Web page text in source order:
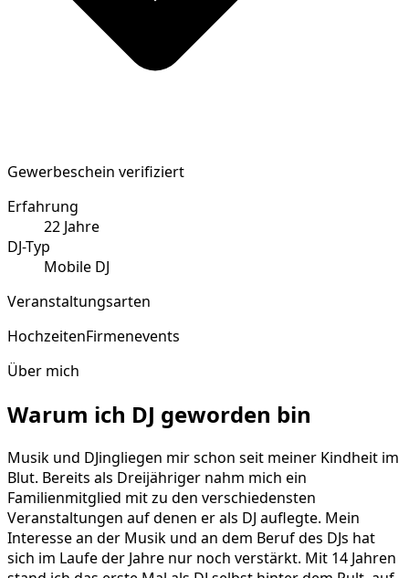
Gewerbeschein verifiziert
Erfahrung
22 Jahre
DJ-Typ
Mobile DJ
Veranstaltungsarten
HochzeitenFirmenevents
Über mich
Warum ich DJ geworden bin
Musik und DJingliegen mir schon seit meiner Kindheit im
Blut. Bereits als Dreijähriger nahm mich ein
Familienmitglied mit zu den verschiedensten
Veranstaltungen auf denen er als DJ auflegte. Mein
Interesse an der Musik und an dem Beruf des DJs hat
sich im Laufe der Jahre nur noch verstärkt. Mit 14 Jahren